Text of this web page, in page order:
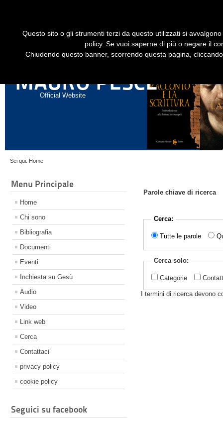
MAURO PESCE
Official Website
GESÙ STORICO - HISTORICAL JESUS
Sei qui: Home
Menu Principale
Home
Chi sono
Bibliografia
Documenti
Eventi
Inchiesta su Gesù
Audio
Video
Link web
Cerca
Contattaci
privacy policy
cookie policy
Seguici su facebook
Parole chiave di ricerca
Cerca:
Tutte le parole
Cerca solo:
Categorie
I termini di ricerca devono
Questo sito o gli strumenti terzi da questo utilizzati si
policy. Se vuoi saperne di più o negare il
Chiudendo questo banner, scorrendo questa pagina,